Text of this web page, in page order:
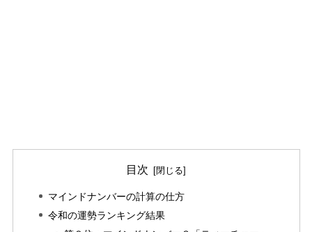
目次
マインドナンバーの計算の仕方
令和の運勢ランキング結果